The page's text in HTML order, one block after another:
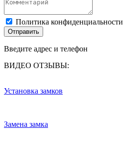
Политика конфиденциальности
Отправить
Введите адрес и телефон
ВИДЕО ОТЗЫВЫ:
Установка замков
Замена замка